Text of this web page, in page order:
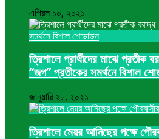
এপ্রিল ১০, ২০২১
ত্রিশালে প্রার্থীদের মাঝে প্রতীক
“জগ” প্রতীকের সমর্থনে বিশাল
জানুয়ারি ২৮, ২০২১
ত্রিশালে মেয়র আনিছের পক্ষে